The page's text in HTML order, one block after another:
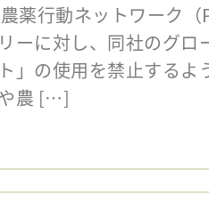
薬行動ネットワーク（
ーに対し、同社のグロ
」の使用を禁止するよ
農 […]